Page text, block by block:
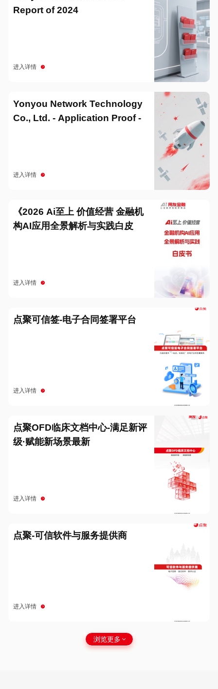
Report of 2024
进入详情
Yonyou Network Technology
Co., Ltd. - Application Proof -
进入详情
《2026 Ai至上 价值经营 金融机
构AI应用全景解析与实践白皮
进入详情
点聚可信签-电子合同签署平台
进入详情
点聚OFD临床文档中心-满足新评
级·赋能新场景最新
进入详情
点聚-可信软件与服务提供商
进入详情
浏览更多